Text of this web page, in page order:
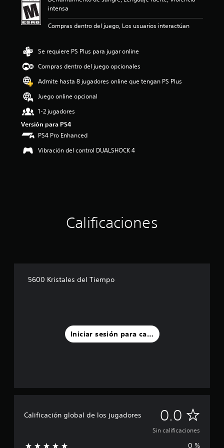
o
intensa
Compras dentro del juego, Los usuarios interactúan
Se requiere PS Plus para jugar online
Compras dentro del juego opcionales
Admite hasta 8 jugadores online que tengan PS Plus
Juego online opcional
1-2 jugadores
Versión para PS4
PS4 Pro Enhanced
Vibración del control DUALSHOCK 4
Calificaciones
5600 Kristales del Tiempo
Iniciar sesión para calificar
Calificación global de los jugadores 0.0 S
i
Sin calificaciones
0 %